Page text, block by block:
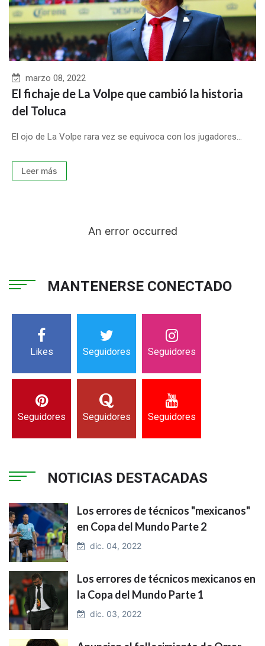
marzo 08, 2022
El fichaje de La Volpe que cambió la historia
del Toluca
El ojo de La Volpe rara vez se equivoca con los jugadores...
Leer más
An error occurred
MANTENERSE CONECTADO
Likes Seguidores Seguidores
Seguidores Seguidores Seguidores
NOTICIAS DESTACADAS
Los errores de técnicos "mexicanos"
en Copa del Mundo Parte 2
dic. 04, 2022
Los errores de técnicos mexicanos en
la Copa del Mundo Parte 1
dic. 03, 2022